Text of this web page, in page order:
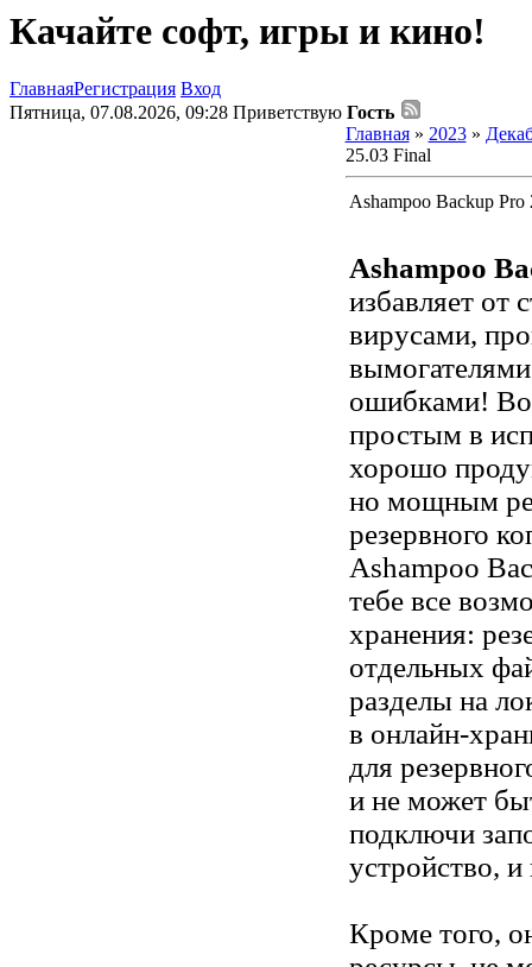
Качайте софт, игры и кино!
ГлавнаяРегистрация Вход
Пятница, 07.08.2026, 09:28 Приветствую Гость
Главная» 2023 »
25.03 Final
Ashampoo Backup Pro
Ashampoo
избавляет от
вирусами,
ошибками!
простым в
хорошо
но мощным
резервного
Ashampoo
тебе все
хранения:
отдельных
разделы на
в онлайн-
для
и не может
подключи
устройство, и
Кроме того,